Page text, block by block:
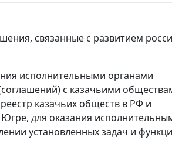
связанные с развитием
исполнительными органами
с казачьими
казачьих обществ в РФ и
для оказания
установленных задач и